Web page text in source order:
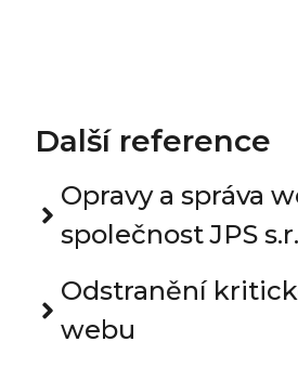
Další reference
Opravy a správa
společnost JPS
Odstranění
webu